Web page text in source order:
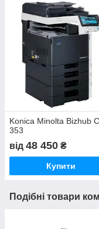
Konica Minolta Bizhub C
353
від 48 450 ₴
Купити
Подібні товари